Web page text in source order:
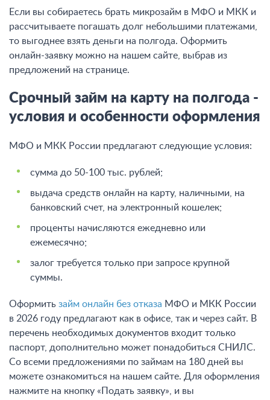
Если вы собираетесь брать микрозайм в МФО и МКК и
рассчитываете погашать долг небольшими платежами,
то выгоднее взять деньги на полгода. Оформить
онлайн-заявку можно на нашем сайте, выбрав из
предложений на странице.
Срочный займ на карту на полгода -
условия и особенности оформления
МФО и МКК России предлагают следующие условия:
сумма до 50-100 тыс. рублей;
выдача средств онлайн на карту, наличными, на
банковский счет, на электронный кошелек;
проценты начисляются ежедневно или
ежемесячно;
залог требуется только при запросе крупной
суммы.
Оформить займ онлайн без отказа МФО и МКК России
в 2026 году предлагают как в офисе, так и через сайт. В
перечень необходимых документов входит только
паспорт, дополнительно может понадобиться СНИЛС.
Со всеми предложениями по займам на 180 дней вы
можете ознакомиться на нашем сайте. Для оформления
нажмите на кнопку «Подать заявку», и вы